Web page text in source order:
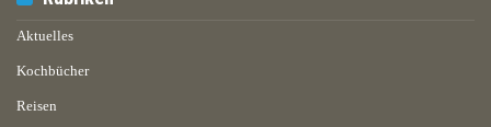
Aktuelles
Kochbücher
Reisen